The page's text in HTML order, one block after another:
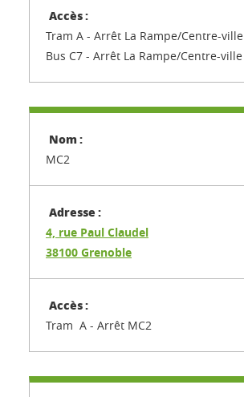
Tram A - Arrêt La Rampe/Centre-ville
Bus C7 - Arrêt La Rampe/Centre-ville
MC2
4, rue Paul Claudel
38100 Grenoble
Tram A - Arrêt MC2